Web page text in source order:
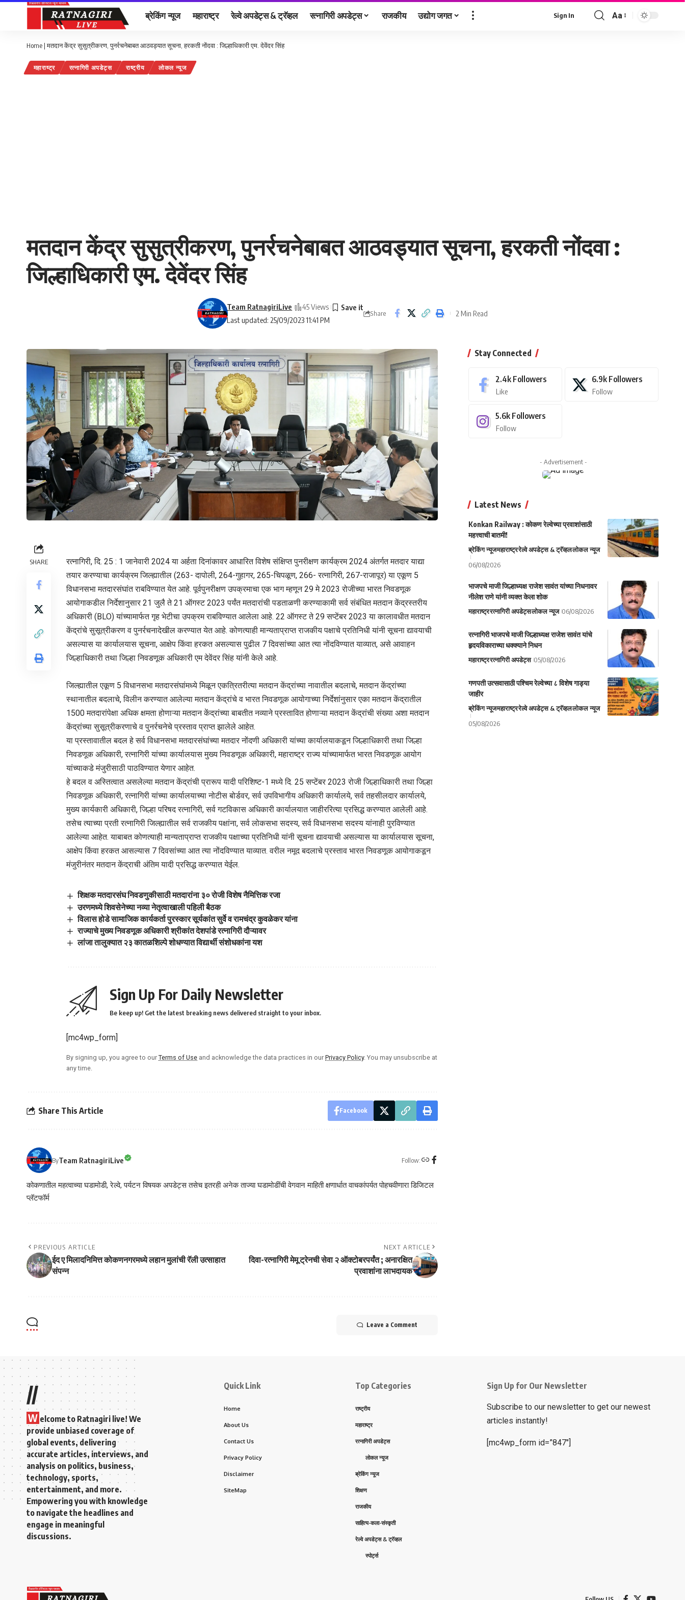
ब्रेकिंग न्यूज महाराष्ट्र रेल्वे अपडेट्स & ट्रॅव्हल रत्नागिरी अपडेट्स राजकीय उद्योग जगत Sign In
Font
Aa
Home |मतदान केंद्र सुसुत्रीकरण, पुनर्रचनेबाबत आठवड्यात सूचना, हरकती नोंदवा : जिल्हाधिकारी एम. देवेंदर सिंह
महाराष्ट्र रत्नागिरी अपडेट्स राष्ट्रीय लोकल न्यूज
मतदान केंद्र सुसुत्रीकरण, पुनर्रचनेबाबत आठवड्यात सूचना, हरकती नोंदवा :
जिल्हाधिकारी एम. देवेंदर सिंह
Last updated: 25/09/2023 11:41 PM
Team RatnagiriLive 45 Views
Share 2 Min Read
SHARE
रत्नागिरी, दि. 25 : 1 जानेवारी 2024 या अर्हता दिनांकावर आधारित विशेष संक्षिप्त पुनरीक्षण कार्यक्रम 2024 अंतर्गत मतदार याद्या
तयार करण्याचा कार्यक्रम जिल्ह्यातील (263- दापोली, 264-गुहागर, 265-चिपळूण, 266- रत्नागिरी, 267-राजापूर) या एकूण 5
विधानसभा मतदारसंघांत राबविण्यात येत आहे. पूर्वपुनरीक्षण उपक्रमाचा एक भाग म्हणून 29 मे 2023 रोजीच्या भारत निवडणूक
आयोगाकडील निर्देशानुसार 21 जुलै ते 21 ऑगस्ट 2023 पर्यंत मतदारांची पडताळणी करण्याकामी सर्व संबंधित मतदान केंद्रस्तरीय
अधिकारी (BLO) यांच्यामार्फत गृह भेटीचा उपक्रम राबविण्यात आलेला आहे. 22 ऑगस्ट ते 29 सप्टेंबर 2023 या कालावधीत मतदान
केंद्रांचे सुसूत्रीकरण व पुनर्रचनादेखील करण्यात येत आहे. कोणत्याही मान्यताप्राप्त राजकीय पक्षाचे प्रतिनिधी यांनी सूचना द्यावयाची
असल्यास या कार्यालयास सूचना, आक्षेप किंवा हरकत असल्यास पुढील 7 दिवसांच्या आत त्या नोंदविण्यात याव्यात, असे आवाहन
जिल्हाधिकारी तथा जिल्हा निवडणूक अधिकारी एम देवेंदर सिंह यांनी केले आहे.
जिल्ह्यातील एकूण 5 विधानसभा मतदारसंघांमध्ये मिळून एकत्रितरीत्या मतदान केंद्रांच्या नावातील बदलाचे, मतदान केंद्रांच्या
स्थानातील बदलाचे, विलीन करण्यात आलेल्या मतदान केंद्रांचे व भारत निवडणूक आयोगाच्या निर्देशांनुसार एका मतदान केंद्रातील
1500 मतदारांपेक्षा अधिक क्षमता होणाऱ्या मतदान केंद्रांच्या बाबतीत नव्याने प्रस्तावित होणाऱ्या मतदान केंद्रांची संख्या अशा मतदान
केंद्रांच्या सुसूत्रीकरणाचे व पुनर्रचनेचे प्रस्ताव प्राप्त झालेले आहेत.
या प्रस्तावातील बदल हे सर्व विधानसभा मतदारसंघांच्या मतदार नोंदणी अधिकारी यांच्या कार्यालयाकडून जिल्हाधिकारी तथा जिल्हा
निवडणूक अधिकारी, रत्नागिरी यांच्या कार्यालयास मुख्य निवडणूक अधिकारी, महाराष्ट्र राज्य यांच्यामार्फत भारत निवडणूक आयोग
यांच्याकडे मंजुरीसाठी पाठविण्यात येणार आहेत.
हे बदल व अस्तित्वात असलेल्या मतदान केंद्रांची प्रारूप यादी परिशिष्ट-1 मध्ये दि. 25 सप्टेंबर 2023 रोजी जिल्हाधिकारी तथा जिल्हा
निवडणूक अधिकारी, रत्नागिरी यांच्या कार्यालयाच्या नोटीस बोर्डवर, सर्व उपविभागीय अधिकारी कार्यालये, सर्व तहसीलदार कार्यालये,
मुख्य कार्यकारी अधिकारी, जिल्हा परिषद रत्नागिरी, सर्व गटविकास अधिकारी कार्यालयात जाहीररित्या प्रसिद्ध करण्यात आलेली आहे.
तसेच त्याच्या प्रती रत्नागिरी जिल्ह्यातील सर्व राजकीय पक्षांना, सर्व लोकसभा सदस्य, सर्व विधानसभा सदस्य यांनाही पुरविण्यात
आलेल्या आहेत. याबाबत कोणत्याही मान्यताप्राप्त राजकीय पक्षाच्या प्रतिनिधी यांनी सूचना द्यावयाची असल्यास या कार्यालयास सूचना,
आक्षेप किंवा हरकत आसल्यास 7 दिवसांच्या आत त्या नोंदविण्यात याव्यात. वरील नमूद बदलाचे प्रस्ताव भारत निवडणूक आयोगाकडून
मंजुरीनंतर मतदान केंद्राची अंतिम यादी प्रसिद्ध करण्यात येईल.
शिक्षक मतदारसंघ निवडणुकीसाठी मतदारांना ३० रोजी विशेष नैमित्तिक रजा
उरणमध्ये शिवसेनेच्या नव्या नेतृत्वाखाली पहिली बैठक
विलास होडे सामाजिक कार्यकर्ता पुरस्कार सूर्यकांत सुर्वे व रामचंद्र कुवळेकर यांना
राज्याचे मुख्य निवडणूक अधिकारी श्रीकांत देशपांडे रत्नागिरी दौऱ्यावर
लांजा तालुक्यात २३ कातळशिल्पे शोधण्यात विद्यार्थी संशोधकांना यश
Sign Up For Daily Newsletter
Be keep up! Get the latest breaking news delivered straight to your inbox.
[mc4wp_form]
By signing up, you agree to our Terms of Use and acknowledge the data practices in our Privacy Policy. You may unsubscribe at
any time.
Share This Article Facebook
ByTeam RatnagiriLive Follow:
कोकणातील महत्वाच्या घडामोडी, रेल्वे, पर्यटन विषयक अपडेट्स तसेच इतरही अनेक ताज्या घडामोडींची वेगवान माहिती क्षणार्धात वाचकांपर्यत पोहचवीणारा डिजिटल
प्लॅटफॉर्म
PREVIOUS ARTICLE
ईद ए मिलादनिमित्त कोकणनगरमध्ये लहान मुलांची रॅली उत्साहात
संपन्न
NEXT ARTICLE
दिवा-रत्नागिरी मेमू ट्रेनची सेवा २ ऑक्टोबरपर्यंत ; अनारक्षित
प्रवाशांना लाभदायक
Leave a Comment
Stay Connected
2.4k Followers
Like
6.9k Followers
Follow
5.6k Followers
Follow
- Advertisement -
Latest News
Konkan Railway : कोकण रेल्वेच्या प्रवाशांसाठी
महत्त्वाची बातमी!
ब्रेकिंग न्यूजमहाराष्ट्ररेल्वे अपडेट्स & ट्रॅव्हललोकल न्यूज
06/08/2026
भाजपचे माजी जिल्हाध्यक्ष राजेश सावंत यांच्या निधनावर
नीलेश राणे यांनी व्यक्त केला शोक
महाराष्ट्ररत्नागिरी अपडेट्सलोकल न्यूज 06/08/2026
रत्नागिरी भाजपचे माजी जिल्हाध्यक्ष राजेश सावंत यांचे
हृदयविकाराच्या धक्क्याने निधन
महाराष्ट्ररत्नागिरी अपडेट्स 05/08/2026
गणपती उत्सवासाठी पश्चिम रेल्वेच्या ८ विशेष गाड्या
जाहीर
ब्रेकिंग न्यूजमहाराष्ट्ररेल्वे अपडेट्स & ट्रॅव्हललोकल न्यूज
05/08/2026
//
W elcome to Ratnagiri live! We
provide unbiased coverage of
global events, delivering
accurate articles, interviews, and
analysis on politics, business,
technology, sports,
entertainment, and more.
Empowering you with knowledge
to navigate the headlines and
engage in meaningful
discussions.
Quick Link
Home
About Us
Contact Us
Privacy Policy
Disclaimer
SiteMap
Top Categories
राष्ट्रीय
महाराष्ट्र
रत्नागिरी अपडेट्स
लोकल न्यूज
ब्रेकिंग न्यूज
शिक्षण
राजकीय
साहित्य-कला-संस्कृती
रेल्वे अपडेट्स & ट्रॅव्हल
स्पोर्ट्स
Sign Up for Our Newsletter
Subscribe to our newsletter to get our newest
articles instantly!
[mc4wp_form id=”847″]